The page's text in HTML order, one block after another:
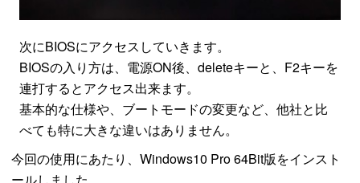
次にBIOSにアクセスしていきます。
BIOSの入り方は、電源ON後、deleteキーと、F2キーを
連打するとアクセス出来ます。
基本的な仕様や、ブートモードの変更など、他社と比
べても特に大きな違いはありません。
今回の使用にあたり、Windows10 Pro 64Bit版をインスト
ールしました。